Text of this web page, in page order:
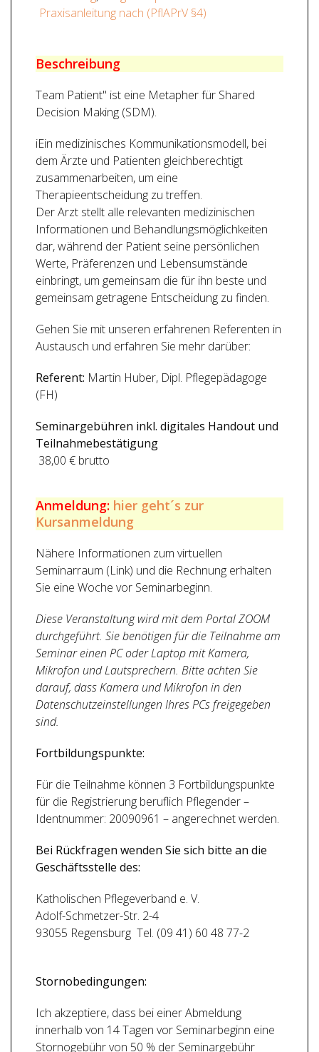
Praxisanleitung nach (PflAPrV §4)
Beschreibung
Team Patient" ist eine Metapher für Shared
Decision Making (SDM).
iEin medizinisches Kommunikationsmodell, bei
dem Ärzte und Patienten gleichberechtigt
zusammenarbeiten, um eine
Therapieentscheidung zu treffen.
Der Arzt stellt alle relevanten medizinischen
Informationen und Behandlungsmöglichkeiten
dar, während der Patient seine persönlichen
Werte, Präferenzen und Lebensumstände
einbringt, um gemeinsam die für ihn beste und
gemeinsam getragene Entscheidung zu finden.
Gehen Sie mit unseren erfahrenen Referenten in
Austausch und erfahren Sie mehr darüber:
Referent: Martin Huber, Dipl. Pflegepädagoge
(FH)
Seminargebühren inkl. digitales Handout und
Teilnahmebestätigung
38,00 € brutto
Anmeldung: hier geht´s zur
Kursanmeldung
Nähere Informationen zum virtuellen
Seminarraum (Link) und die Rechnung erhalten
Sie eine Woche vor Seminarbeginn.
Diese Veranstaltung wird mit dem Portal ZOOM
durchgeführt. Sie benötigen für die Teilnahme am
Seminar einen PC oder Laptop mit Kamera,
Mikrofon und Lautsprechern. Bitte achten Sie
darauf, dass Kamera und Mikrofon in den
Datenschutzeinstellungen Ihres PCs freigegeben
sind.
Fortbildungspunkte:
Für die Teilnahme können 3 Fortbildungspunkte
für die Registrierung beruflich Pflegender –
Identnummer: 20090961 – angerechnet werden.
Bei Rückfragen wenden Sie sich bitte an die
Geschäftsstelle des:
Katholischen Pflegeverband e. V.
Adolf-Schmetzer-Str. 2-4
93055 Regensburg Tel. (09 41) 60 48 77-2
Stornobedingungen:
Ich akzeptiere, dass bei einer Abmeldung
innerhalb von 14 Tagen vor Seminarbeginn eine
Stornogebühr von 50 % der Seminargebühr